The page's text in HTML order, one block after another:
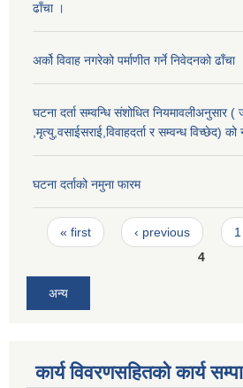
ढाँचा ।
अर्को विवाह नगरेको पर्माणीत गर्ने निवेदनको ढाँचा
घटना दर्ता सम्वन्धि संशोधित नियमावलीअनुसार (
,मृत्यु,वसाईसराई,विवाहदर्ता र सम्वन्ध विच्छेद)
घटना दर्ताको नमुना फारम
Pages
« first ‹ previous 1
4
अन्य
कार्य विवरणसहितको कार्य